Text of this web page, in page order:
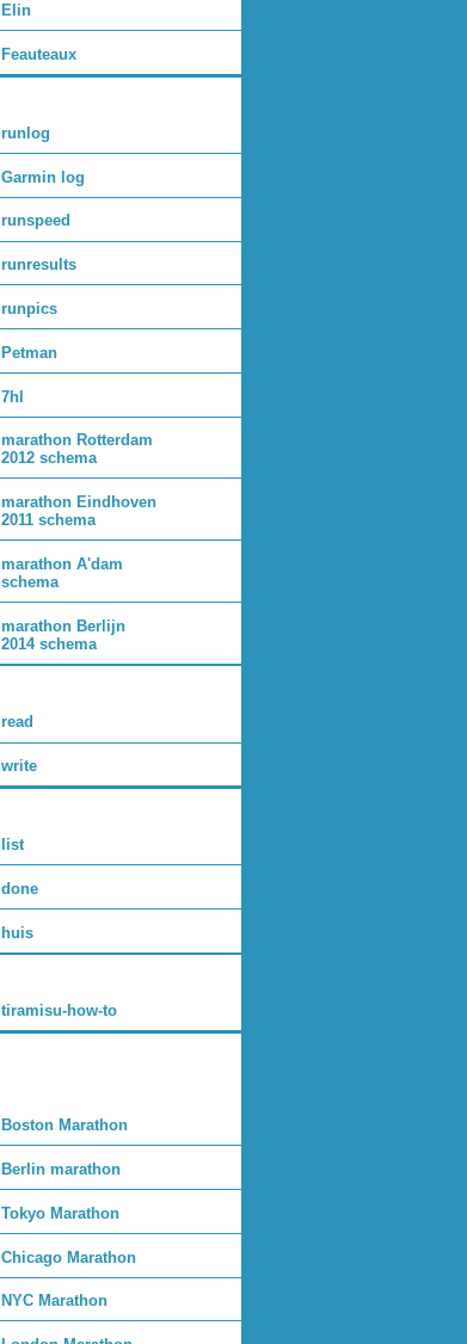
Elin
Feauteaux
runlog
Garmin log
runspeed
runresults
runpics
Petman
7hl
marathon Rotterdam
2012 schema
marathon Eindhoven
2011 schema
marathon A'dam
schema
marathon Berlijn
2014 schema
read
write
list
done
huis
tiramisu-how-to
Boston Marathon
Berlin marathon
Tokyo Marathon
Chicago Marathon
NYC Marathon